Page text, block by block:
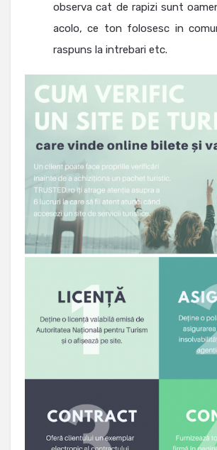
observa cat de rapizi sunt
acolo, ce ton folosesc in
raspuns la intrebari etc.